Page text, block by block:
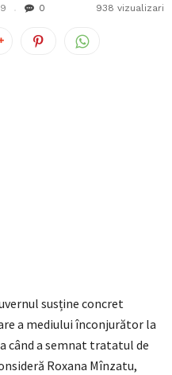
0 938 vizualizari
susține concret
a mediului înconjurător la
când a semnat tratatul de
Roxana Mînzatu,